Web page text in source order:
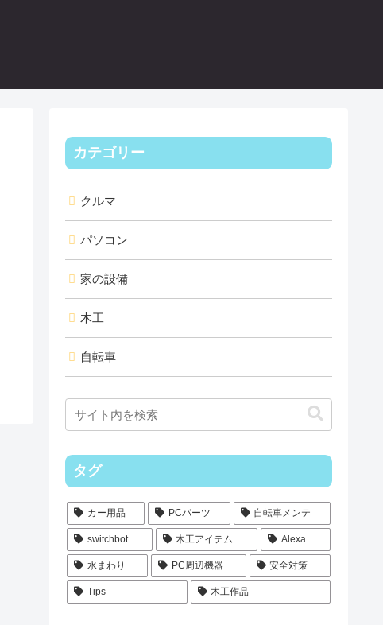
カテゴリー
クルマ
パソコン
家の設備
木工
自転車
タグ
カー用品 PCパーツ 自転車メンテ
switchbot 木工アイテム Alexa
水まわり PC周辺機器 安全対策
Tips 木工作品